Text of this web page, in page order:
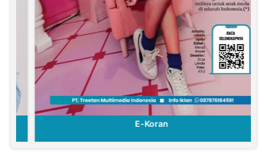
E-Koran